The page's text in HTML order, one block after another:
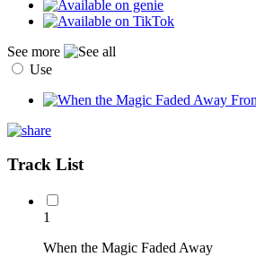
See more
Use
Track List
1
When the Magic Faded Away